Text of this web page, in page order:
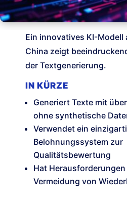
Ein innovatives KI-Modell
China zeigt
der Textgenerierung.
IN KÜRZE
Generiert Texte mit
ohne synthetische
Verwendet ein
Belohnungssystem zur
Qualitätsbewertung
Hat
Vermeidung von